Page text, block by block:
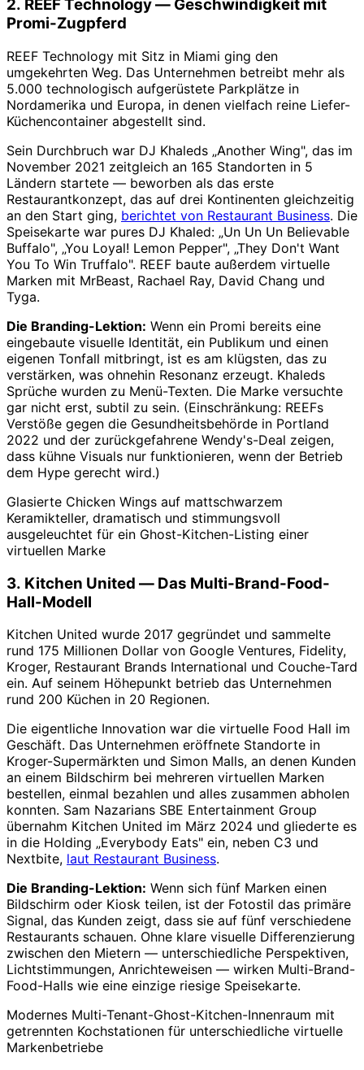
2. REEF Technology — Geschwindigkeit mit
Promi-Zugpferd
REEF Technology mit Sitz in Miami ging den
umgekehrten Weg. Das Unternehmen betreibt mehr als
5.000 technologisch aufgerüstete Parkplätze in
Nordamerika und Europa, in denen vielfach reine Liefer-
Küchencontainer abgestellt sind.
Sein Durchbruch war DJ Khaleds „Another Wing", das im
November 2021 zeitgleich an 165 Standorten in 5
Ländern startete — beworben als das erste
Restaurantkonzept, das auf drei Kontinenten gleichzeitig
an den Start ging, berichtet von Restaurant Business. Die
Speisekarte war pures DJ Khaled: „Un Un Un Believable
Buffalo", „You Loyal! Lemon Pepper", „They Don't Want
You To Win Truffalo". REEF baute außerdem virtuelle
Marken mit MrBeast, Rachael Ray, David Chang und
Tyga.
Die Branding-Lektion: Wenn ein Promi bereits eine
eingebaute visuelle Identität, ein Publikum und einen
eigenen Tonfall mitbringt, ist es am klügsten, das zu
verstärken, was ohnehin Resonanz erzeugt. Khaleds
Sprüche wurden zu Menü-Texten. Die Marke versuchte
gar nicht erst, subtil zu sein. (Einschränkung: REEFs
Verstöße gegen die Gesundheitsbehörde in Portland
2022 und der zurückgefahrene Wendy's-Deal zeigen,
dass kühne Visuals nur funktionieren, wenn der Betrieb
dem Hype gerecht wird.)
Glasierte Chicken Wings auf mattschwarzem
Keramikteller, dramatisch und stimmungsvoll
ausgeleuchtet für ein Ghost-Kitchen-Listing einer
virtuellen Marke
3. Kitchen United — Das Multi-Brand-Food-
Hall-Modell
Kitchen United wurde 2017 gegründet und sammelte
rund 175 Millionen Dollar von Google Ventures, Fidelity,
Kroger, Restaurant Brands International und Couche-Tard
ein. Auf seinem Höhepunkt betrieb das Unternehmen
rund 200 Küchen in 20 Regionen.
Die eigentliche Innovation war die virtuelle Food Hall im
Geschäft. Das Unternehmen eröffnete Standorte in
Kroger-Supermärkten und Simon Malls, an denen Kunden
an einem Bildschirm bei mehreren virtuellen Marken
bestellen, einmal bezahlen und alles zusammen abholen
konnten. Sam Nazarians SBE Entertainment Group
übernahm Kitchen United im März 2024 und gliederte es
in die Holding „Everybody Eats" ein, neben C3 und
Nextbite, laut Restaurant Business.
Die Branding-Lektion: Wenn sich fünf Marken einen
Bildschirm oder Kiosk teilen, ist der Fotostil das primäre
Signal, das Kunden zeigt, dass sie auf fünf verschiedene
Restaurants schauen. Ohne klare visuelle Differenzierung
zwischen den Mietern — unterschiedliche Perspektiven,
Lichtstimmungen, Anrichteweisen — wirken Multi-Brand-
Food-Halls wie eine einzige riesige Speisekarte.
Modernes Multi-Tenant-Ghost-Kitchen-Innenraum mit
getrennten Kochstationen für unterschiedliche virtuelle
Markenbetriebe